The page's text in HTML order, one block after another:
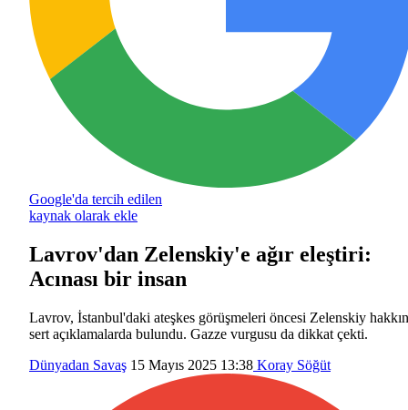
Google'da tercih edilen
kaynak olarak ekle
Lavrov'dan Zelenskiy'e ağır eleştiri:
Acınası bir insan
Lavrov, İstanbul'daki ateşkes görüşmeleri öncesi Zelenskiy
sert açıklamalarda bulundu. Gazze vurgusu da dikkat çekti.
Dünyadan Savaş 15 Mayıs 2025 13:38 Koray Söğüt